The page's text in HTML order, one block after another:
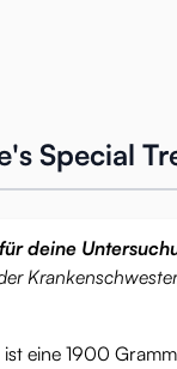
Special
deine
ist eine 1900